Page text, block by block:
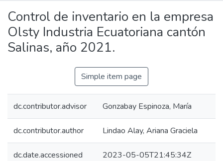
Control de inventario en la empresa
Olsty Industria Ecuatoriana cantón
Salinas, año 2021.
Simple item page
dc.contributor.advisor Gonzabay Espinoza, María
dc.contributor.author Lindao Alay, Ariana Graciela
dc.date.accessioned 2023-05-05T21:45:34Z